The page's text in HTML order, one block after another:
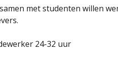
met studenten willen
24-32 uur